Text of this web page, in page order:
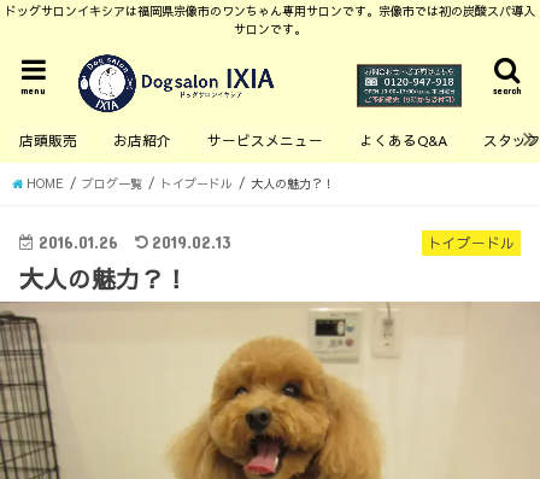
ドッグサロンイキシアは福岡県宗像市のワンちゃん専用サロンです。宗像市では初の炭酸スパ導入
サロンです。
search
menu
店頭販売 お店紹介 サービスメニュー よくあるQ&A スタッ
HOME ブログ一覧 トイプードル 大人の魅力？！
トイプードル
2016.01.26 2019.02.13
大人の魅力？！